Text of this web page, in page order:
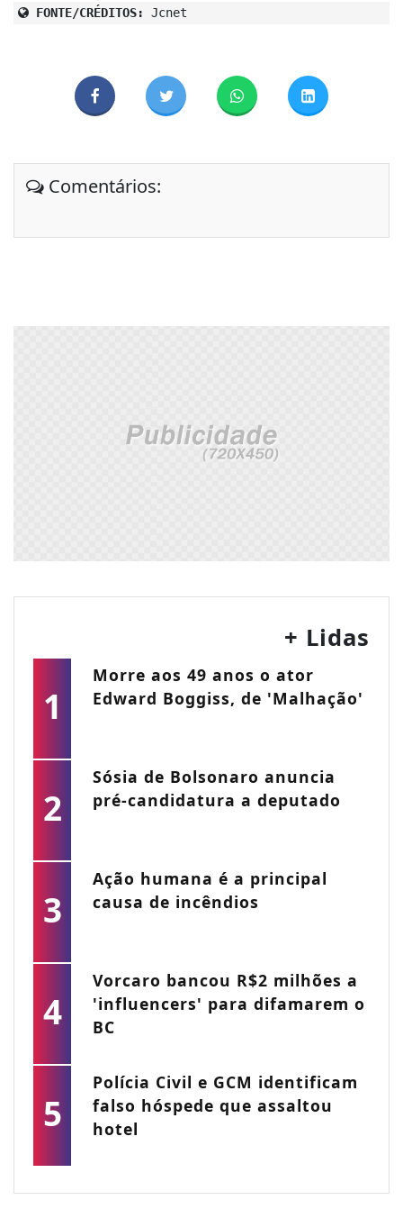
FONTE/CRÉDITOS: Jcnet
Comentários:
+ Lidas
1
Morre aos 49 anos o ator
Edward Boggiss, de 'Malhação'
2
Sósia de Bolsonaro anuncia
pré-candidatura a deputado
3
Ação humana é a principal
causa de incêndios
4
Vorcaro bancou R$2 milhões a
'influencers' para difamarem o
BC
5
Polícia Civil e GCM identificam
falso hóspede que assaltou
hotel